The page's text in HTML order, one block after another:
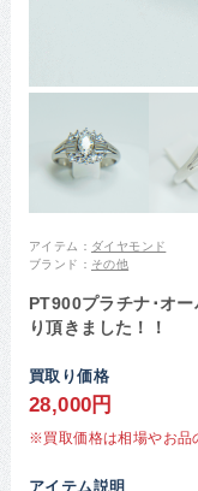
アイテム： ダイヤモンド
ブランド： その他
PT900プラチナ･オ
り頂きました！！
買取り価格
28,000円
※買取価格は相場やお品
アイテム説明